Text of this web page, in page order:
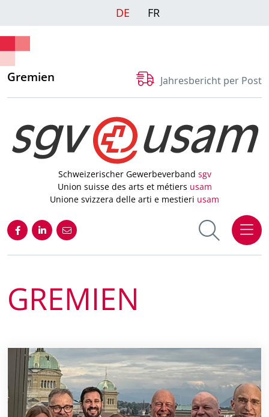
DE FR
Gremien Jahresbericht per Post
Schweizerischer Gewerbeverband sgv
Union suisse des arts et métiers usam
Unione svizzera delle arti e mestieri usam
GREMIEN